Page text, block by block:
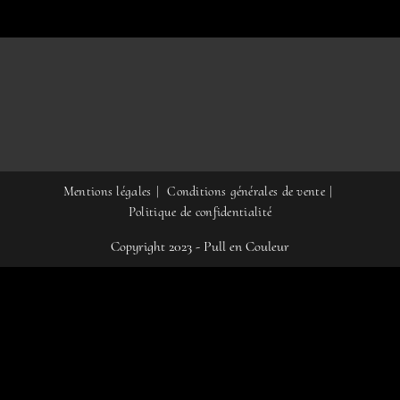
produit
Mentions légales
Conditions générales de vente
Politique de confidentialité
Copyright 2023 - Pull en Couleur